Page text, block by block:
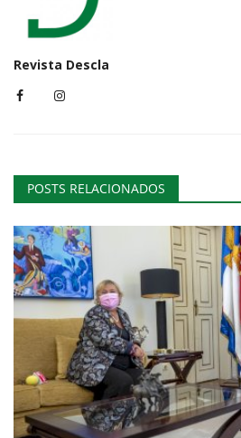
Revista Descla
POSTS RELACIONADOS